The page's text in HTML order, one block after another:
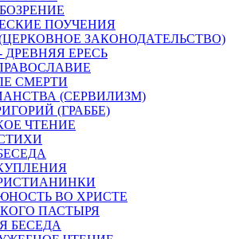
ПОУЧЕНИЯ
ЗАКОНОДАТЕЛЬСТВО)
ЕРЕСЬ
СМЕРТИ
(СЕРВИЛИЗМ)
(ГРАББЕ)
ЧТЕНИЕ
ВО ХРИСТЕ
ПАСТЫРЯ
БЕСЕДА